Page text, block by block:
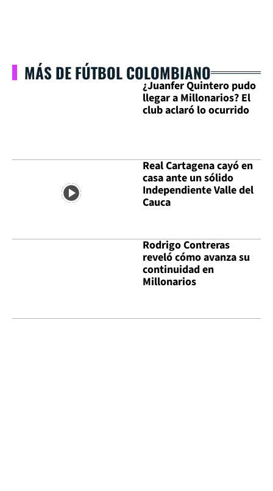
MÁS DE FÚTBOL COLOMBIANO
¿Juanfer Quintero pudo
llegar a Millonarios? El
club aclaró lo ocurrido
Real Cartagena cayó en
casa ante un sólido
Independiente Valle del
Cauca
Rodrigo Contreras
reveló cómo avanza su
continuidad en
Millonarios